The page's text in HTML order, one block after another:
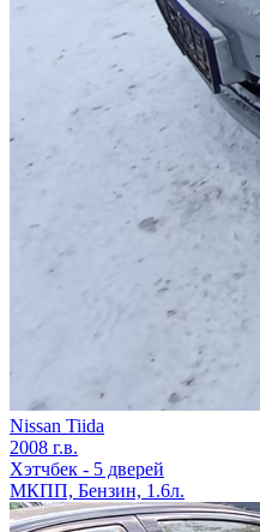
Nissan Tiida
2008 г.в.
Хэтчбек - 5 дверей
МКПП, Бензин, 1.6л.